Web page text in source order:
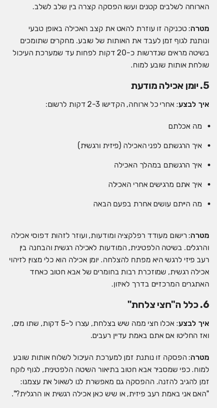
הארוחה לשלבים קטנים ועשו הפסקה קצרה בין שלב לשלב.
מטרה: טכניקה זו עוזרת להאט את קצב האכילה באופן טבעי
ונותנת לגוף זמן לעבד את האותות של שובע. מחקרים שתומכים
בשיטה מראים שנדרשות כ-20 דקות לפחות עד שמערכת העיכול
שולחת אותות שובע למוח.
5. יומן אכילה מודעת
איך לבצע: אחרי כל ארוחה, הקדישו 2-3 דקות לרשום:
מה אכלתם
איך הרגשתם לפני האכילה (פיזית ורגשית)
איך הרגשתם במהלך האכילה
איך אתם מרגישים אחרי האכילה
מה הייתם עושים אחרת בפעם הבאה
מטרה: רישום מעודד רפלקציה ומודעות, ועוזר לזהות דפוסי אכילה
והרגלים. בשיטה הלפטינית, המודעות לאכילה רגשית והבחנה בין
רעב פיזי לרגשי היא מפתח להצלחה. יומן אכילה הוא כלי מצוין לזיהוי
אכילה רגשית, שמוזכרת רבות בחומרים של אבא חטוב כאחד
האתגרים המרכזיים בדרך לאיזון.
6. כלל ה"חצי צלחת"
איך לבצע
: אכלו חצי ממה שיש בצלחת, עצרו ל-5 דקות, שתו מים,
ואז החליטו אם אתם באמת עדיין רעבים.
מטרה: הפסקה זו נותנת זמן למערכת העיכול לשלוח אותות שובע
למוח. כפי שמסביר אבא חטוב בתיאור השיטה הלפטינית, לגוף לוקח
זמן להגיב להזנה. ההפסקה גם מאפשרת לנו לשאול את עצמנו:
"האם אני באמת רעב פיזית, או שיש כאן אכילה רגשית או הרגלית?".